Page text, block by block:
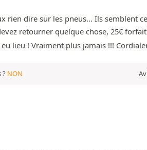
rien dire sur les pneus... Ils semblent
retourner quelque chose, 25€
lieu ! Vraiment plus jamais !!!
? NON